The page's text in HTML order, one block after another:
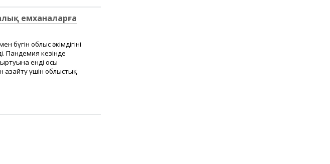
емханаларға
бүгін облыс әкімдігінің
Пандемия кезінде
енді осы
азайту үшін облыстық